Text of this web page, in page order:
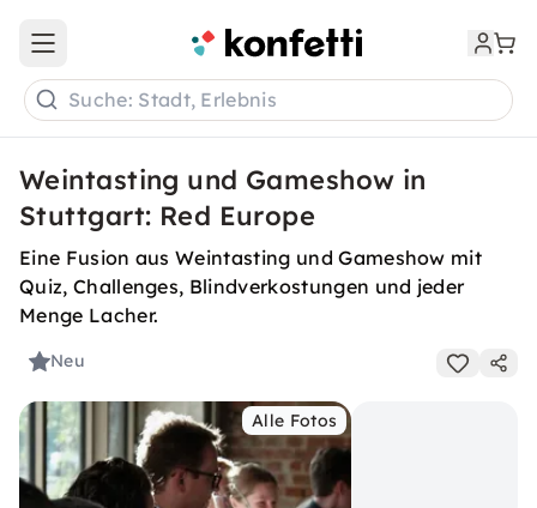
Open main menu
Suche: Stadt, Erlebnis
Weintasting und Gameshow in
Stuttgart: Red Europe
Eine Fusion aus Weintasting und Gameshow mit
Quiz, Challenges, Blindverkostungen und jeder
Menge Lacher.
Neu
Alle Fotos